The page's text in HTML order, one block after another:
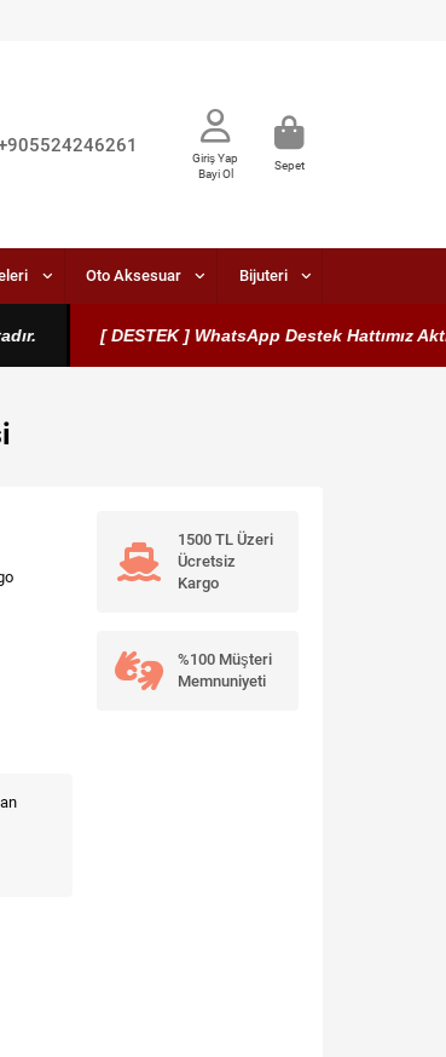
Giriş Yap
Bayi Ol
Sepet
Oto Aksesuar Bijuteri
[ DESTEK ] WhatsApp Destek Hattımız Aktiftir.
1500 TL Üzeri
Ücretsiz
Kargo
%100 Müşteri
Memnuniyeti